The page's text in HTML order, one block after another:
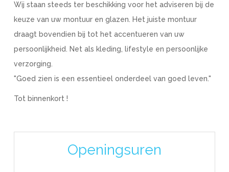
Wij staan steeds ter beschikking voor het adviseren bij de
keuze van uw montuur en glazen. Het juiste montuur
draagt bovendien bij tot het accentueren van uw
persoonlijkheid. Net als kleding, lifestyle en persoonlijke
verzorging.
"Goed zien is een essentieel onderdeel van goed leven."
Tot binnenkort !
Openingsuren